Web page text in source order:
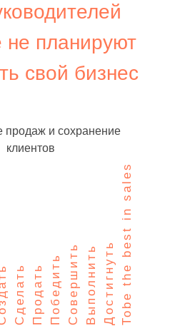
не планируют
свой бизнес
СоздатьСделатьПродатьПобедитьСовершитьВыполнитьДостигнутьTobe the best in sales
продаж и сохранение
клиентов